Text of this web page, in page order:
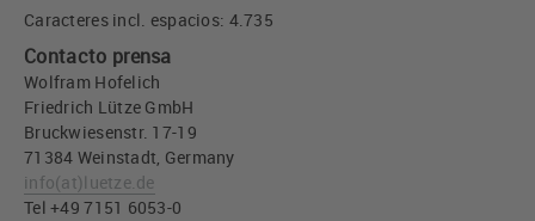
Caracteres incl. espacios: 4.735
Contacto prensa
Wolfram Hofelich
Friedrich Lütze GmbH
Bruckwiesenstr. 17-19
71384 Weinstadt, Germany
info(at)luetze.de
Tel +49 7151 6053-0